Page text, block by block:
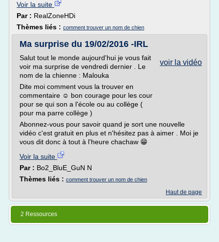
Voir la suite
Par : RealZoneHDi
Thèmes liés : comment trouver un nom de chien
Ma surprise du 19/02/2016 -IRL
voir la vidéo
Salut tout le monde aujourd'hui je vous fait
voir ma surprise de vendredi dernier . Le
nom de la chienne : Malouka
Dite moi comment vous la trouver en
commentaire ☺ bon courage pour les cour
pour se qui son a l'école ou au collège (
pour ma parre collège )
Abonnez-vous pour savoir quand je sort une nouvelle
vidéo c'est gratuit en plus et n'hésitez pas à aimer . Moi je
vous dit donc à tout à l'heure chachaw 😁
Voir la suite
Par : Bo2_BluE_GuN N
Thèmes liés : comment trouver un nom de chien
Haut de page
2 Ressources